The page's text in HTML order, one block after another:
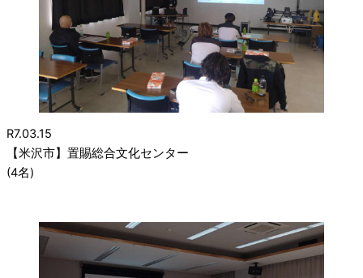
R7.03.15
【米沢市】置賜総合文化センター
(4名)